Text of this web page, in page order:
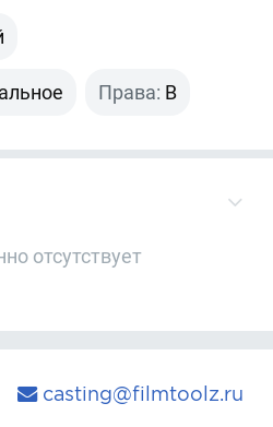
Права: B
отсутствует
casting@filmtoolz.ru